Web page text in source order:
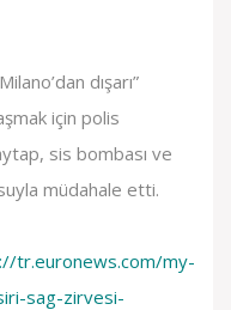
dışarı”
için polis
sis bombası ve
müdahale etti.
tr.euronews.com/my-
sag-zirvesi-